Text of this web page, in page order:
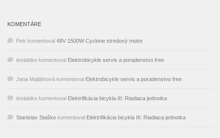
KOMENTÁRE
Petr komentoval 48V 1500W Cyclone stredový motor
teslabike komentoval Elektrobicykle servis a poradenstvo free
Jana Majláthová komentoval Elektrobicykle servis a poradenstvo free
teslabike komentoval Elektrifikácia bicykla III: Riadiaca jednotka
Stanislav Staško komentoval Elektrifikácia bicykla III: Riadiaca jednotka